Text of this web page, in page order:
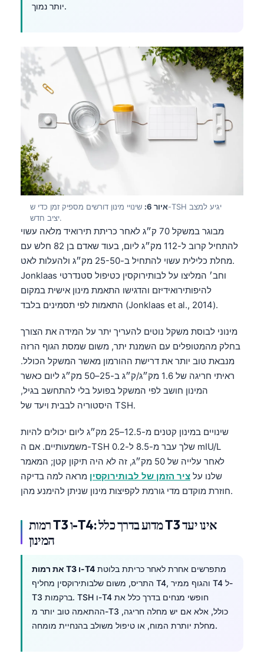
יותר נמוך.
איור 6:
שינויי מינון דורשים מספיק זמן כדי ש-TSH יגיע למצב
יציב חדש.
מבוגר במשקל 70 ק״ג לאחר כריתת תירואיד מלאה עשוי
להתחיל קרוב ל-112 מק״ג ליום, בעוד שאדם בן 82 חלש עם
מחלת כלילית עשוי להתחיל ב-25-50 מק״ג ולהעלות לאט.
Jonklaas וחב׳ המליצו על לבותירוקסין כטיפול סטנדרטי
להיפותירואידיזם והדגישו התאמת מינון אישית במקום
התאמות לפי תסמינים בלבד (Jonklaas et al., 2014).
מינוני לבוסת משקל נוטים להעריך יתר על המידה את הצורך
בחלק מהמטופלים עם השמנת יתר, משום שמסת הגוף הרזה
מנבאת טוב יותר את דרישת ההורמון מאשר המשקל הכולל.
ראיתי חריגה של 1.6 מק״ג/ק״ג ב-25–50 מק״ג ליום כאשר
המינון חושב לפי המשקל בפועל בלי להתחשב בגיל,
היסטוריה לבבית ויעד של TSH.
שינויים במינון קטנים מ-12.5–25 מק״ג ליום יכולים להיות
משמעותיים. אם ה-TSH שלך עבר מ-8.5 ל-0.2 mIU/L
לאחר עלייה של 50 מק״ג, זה לא היה תיקון קטן; המאמר
שלנו על ציר הזמן של לבותירוקסין מראה למה בדיקה
חוזרת מוקדם מדי גורמת לקפיצות מינון שניתן להימנע מהן.
רמות T3 ו-T4: מדוע בדרך כלל T3 אינו יעד
המינון
את רמות T3 ו-T4
התריס, משום שלבותירוקסין מחליף T4, והגוף ממיר T4 ל-
T3 ברקמות. TSH ו-T4 חופשי מנחים בדרך כלל את
ההתאמה טוב יותר מ-T3 כולל, אלא אם יש מחלה חריגה,
מחלת יותרת המוח, או טיפול משולב בהנחיית מומחה.
Татар теле
Беларуская мова
Frysk
Ślōnskŏ gŏdka